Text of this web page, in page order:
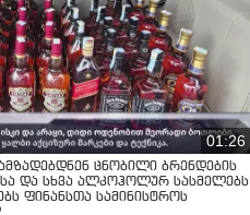
01:26
ცნობილი ბრენდების
და სხვა ალკოჰოლურ სასმელებს
ფინანსთა სამინისტროს